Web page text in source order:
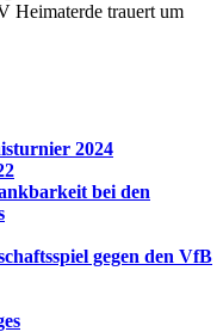
Heimaterde trauert um
2024
bei den
gegen den VfB